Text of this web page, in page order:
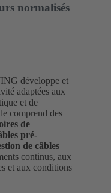
normalisés
développe et
adaptées aux
et de
comprend des
de
pré-
de câbles
continus, aux
et aux conditions